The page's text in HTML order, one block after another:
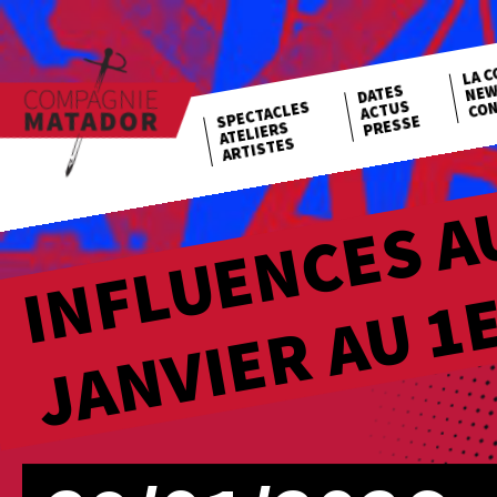
SPECTACLES
ATELIERS
ARTISTES
DATES
ACTUS
PRESSE
LA